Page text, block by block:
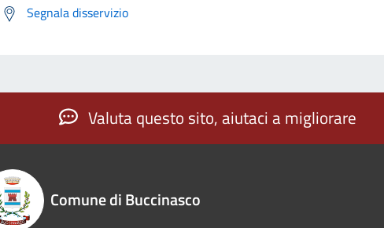
Segnala disservizio
Valuta questo sito, aiutaci a migliorare
Comune di Buccinasco